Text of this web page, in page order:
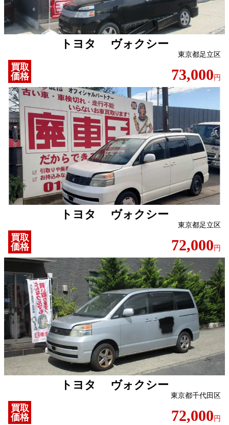
トヨタ ヴォクシー
東京都足立区
買取
価格
73,000 円
トヨタ ヴォクシー
東京都足立区
買取
価格
72,000 円
トヨタ ヴォクシー
東京都千代田区
買取
価格
72,000 円